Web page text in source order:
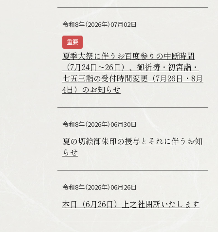
令和8年（2026年）07月02日
重要
夏季大祭に伴うお百度参りの中断時間
（7月24日～26日）、御祈祷・初宮詣・
七五三詣の受付時間変更（7月26日・8月
4日）のお知らせ
令和8年（2026年）06月30日
夏の切絵御朱印の授与とそれに伴うお知
らせ
令和8年（2026年）06月26日
本日（6月26日）上之社閉所いたします